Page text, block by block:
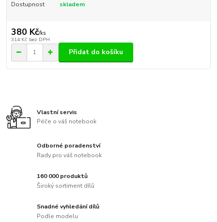
Dostupnost skladem
380 Kč/ks
314 Kč bez DPH
Přidat do košíku
Vlastní servis
Péče o váš notebook
Odborné poradenství
Rady pro váš notebook
160 000 produktů
Široký sortiment dílů
Snadné vyhledání dílů
Podle modelu